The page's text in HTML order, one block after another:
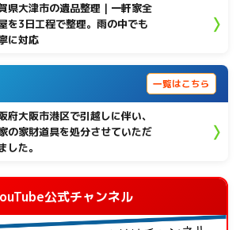
県大津市の遺品整理｜一軒家全
を3日工程で整理。雨の中でも
に対応
一覧はこちら
府大阪市港区で引越しに伴い、
の家財道具を処分させていただ
した。
公式チャンネル